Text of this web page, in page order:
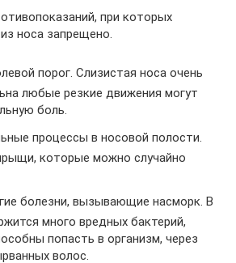
при которых
носа запрещено.
порог. Слизистая носа очень
любые резкие движения могут
боль.
процессы в носовой полости.
которые можно случайно
болезни, вызывающие насморк. В
много вредных бактерий,
попасть в организм, через
волос.